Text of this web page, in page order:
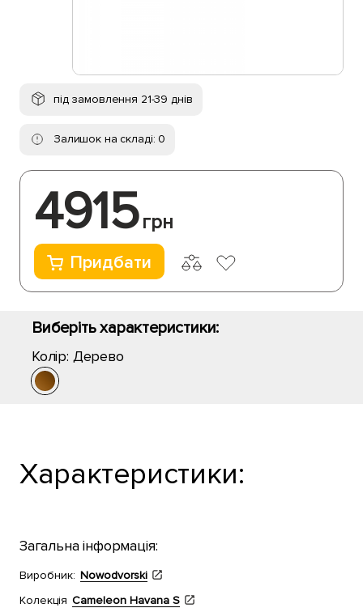
під замовлення 21-39 днів
Залишок на складі: 0
4915грн
Придбати
Виберіть характеристики:
Колір: Дерево
Характеристики:
Загальна інформація:
Виробник: Nowodvorski
Колекція Cameleon Havana S